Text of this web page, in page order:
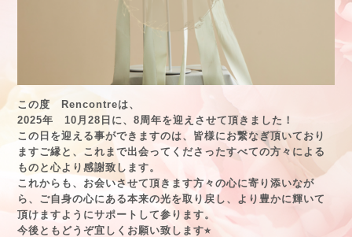
この度 Rencontreは、
2025年 10月28日に、8周年を迎えさせて頂きました！
この日を迎える事ができますのは、皆様にお繋なぎ頂いており
ますご縁と、 これまで出会ってくださったすべての方々による
ものと心より感謝致します。
これからも、お会いさせて頂きます方々の心に寄り添いなが
ら、ご自身の心にある本来の光を取り戻し、より豊かに輝いて
頂けますようにサポートして参ります。
今後ともどうぞ宜しくお願い致します⭐︎